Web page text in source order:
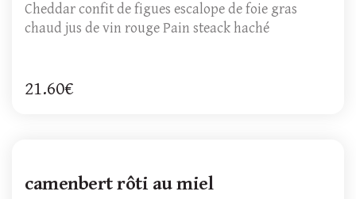
Cheddar confit de figues escalope de foie gras
chaud jus de vin rouge Pain steack haché
21.60€
camenbert rôti au miel